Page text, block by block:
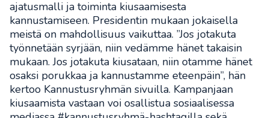
ajatusmalli ja toiminta kiusaamisesta
kannustamiseen. Presidentin mukaan jokaisella
meistä on mahdollisuus vaikuttaa. ”Jos jotakuta
työnnetään syrjään, niin vedämme hänet takaisin
mukaan. Jos jotakuta kiusataan, niin otamme hänet
osaksi porukkaa ja kannustamme eteenpäin”, hän
kertoo Kannustusryhmän sivuilla. Kampanjaan
kiusaamista vastaan voi osallistua sosiaalisessa